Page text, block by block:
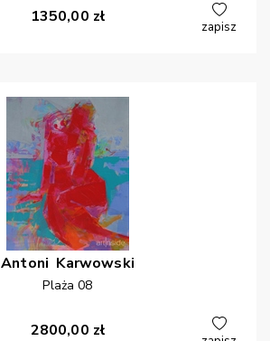
1350,00 zł
zapisz
Antoni Karwowski
Plaża 08
2800,00 zł